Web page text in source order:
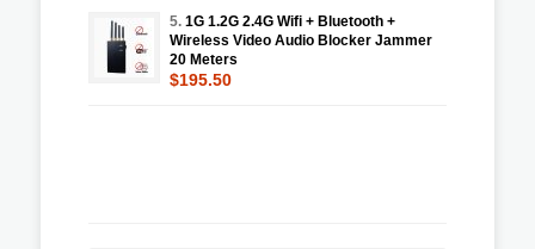
5. 1G 1.2G 2.4G Wifi + Bluetooth +
Wireless Video Audio Blocker Jammer
20 Meters
$195.50